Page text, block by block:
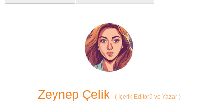
Zeynep Çelik (İçerik Editörü ve Yazar )